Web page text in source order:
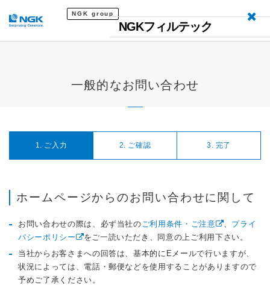
NGKフィルテック
NGK group
一般的なお問い合わせ
1. ご入力 2. ご確認 3. 完了
ホームページからのお問い合わせに関して
お問い合わせの際は、必ず当社のご利用条件・ご注意 、 プライ
バシーポリシー
をご一読いただき、同意の上ご利用下さい。
当社からお客さまへの回答は、基本的にEメールで行いますが、
状況によっては、電話・郵便などを使用することがありますので
予めご了承ください。